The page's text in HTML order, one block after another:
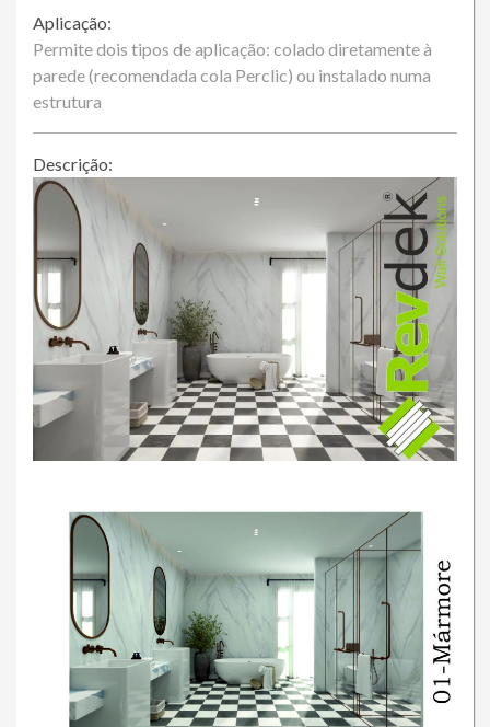
Aplicação:
Permite dois tipos de aplicação: colado diretamente à
parede (recomendada cola Perclic) ou instalado numa
estrutura
Descrição: